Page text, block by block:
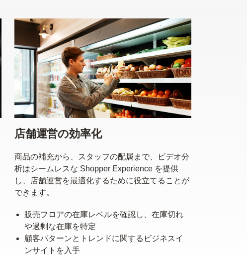
店舗運営の効率化
商品の補充から、スタッフの配属まで、ビデオ分
析はシームレスな Shopper Experience を提供
し、店舗運営を最適化するために役立てることが
できます。
販売フロアの在庫レベルを確認し、在庫切れ
や過剰な在庫を特定
顧客パターンとトレンドに関するビジネスイ
ンサイトを入手